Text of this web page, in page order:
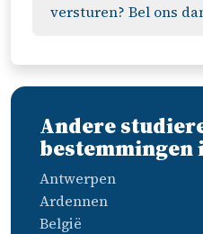
versturen? Bel ons
Andere
bestemmingen
Antwerpen
Ardennen
België